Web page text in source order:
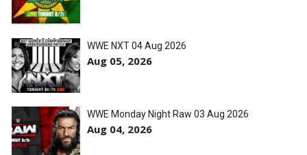
WWE NXT 04 Aug 2026
Aug 05, 2026
WWE Monday Night Raw 03 Aug 2026
Aug 04, 2026